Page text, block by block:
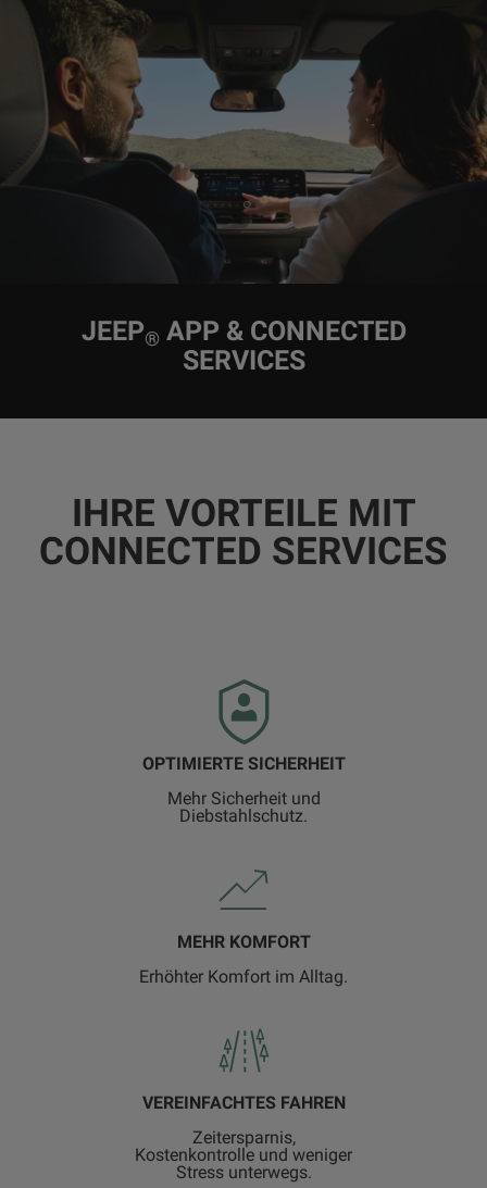
JEEP®APP & CONNECTED
SERVICES
IHRE VORTEILE MIT
CONNECTED SERVICES
OPTIMIERTE SICHERHEIT
Mehr Sicherheit und
Diebstahlschutz.
MEHR KOMFORT
Erhöhter Komfort im Alltag.
VEREINFACHTES FAHREN
Zeitersparnis,
Kostenkontrolle und weniger
Stress unterwegs.